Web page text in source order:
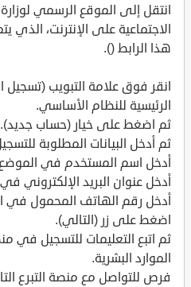
انتقل إلى الموقع الرسمي لوزارة
الاجتماعية على الإنترنت، الذي
هذا الرابط ().
انقر فوق علامة التبويب
الرئيسية للنظام الأساسي.
ثم اضغط على خيار (حساب جديد).
ثم أدخل البيانات المطلوبة
أدخل اسم المستخدم في
أدخل عنوان البريد الإلكتروني
أدخل رقم الهاتف المحمول في
اضغط على زر (التالي).
ثم اتبع التعليمات للتسجيل في
الموارد البشرية.
فرص للتواصل مع منصة التبرع